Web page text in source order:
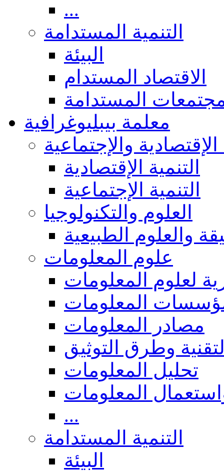
...
التنمية المستدامة
البيئة
الاقتصاد المستدام
المستدامة
معلمة بيبليوغرافية
الإقتصادية والإجتماعية
التنمية الإقتصادية
التنمية الإجتماعية
العلوم والتكنولوجيا
والعلوم الطبيعية
علوم المعلومات
لعلوم المعلومات
المعلومات
مصادر المعلومات
وطرق التوثيق
تحليل المعلومات
المعلومات
...
التنمية المستدامة
البيئة